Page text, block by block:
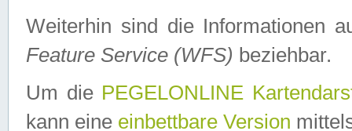
Weiterhin sind die Informationen
Feature Service (WFS) beziehbar.
Um die PEGELONLINE
kann eine einbettbare Version